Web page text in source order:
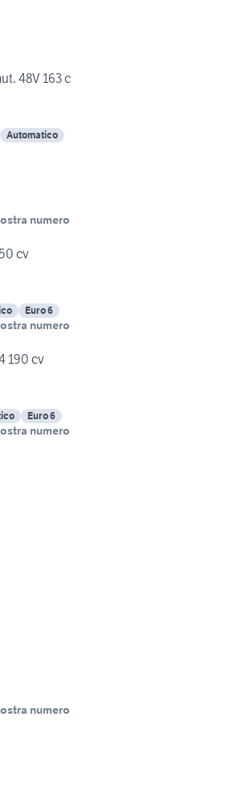
48V 163 c
Automatico
numero
cv
Euro 6
numero
190 cv
Euro 6
numero
numero